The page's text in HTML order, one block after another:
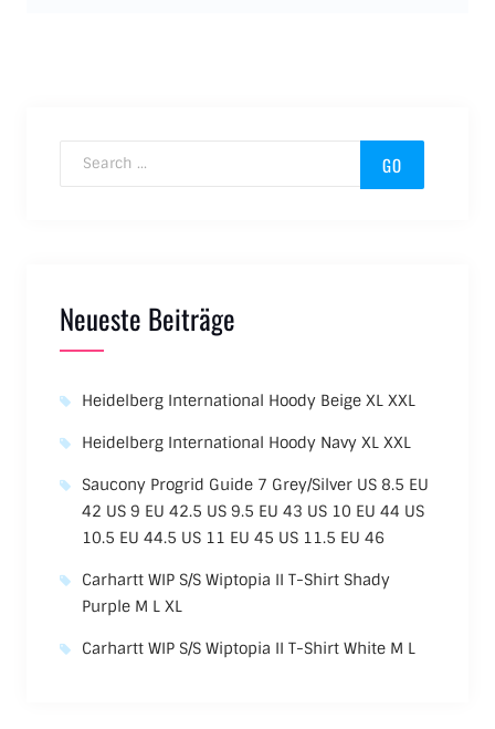
Neueste Beiträge
Heidelberg International Hoody Beige XL XXL
Heidelberg International Hoody Navy XL XXL
Saucony Progrid Guide 7 Grey/Silver US 8.5 EU
42 US 9 EU 42.5 US 9.5 EU 43 US 10 EU 44 US
10.5 EU 44.5 US 11 EU 45 US 11.5 EU 46
Carhartt WIP S/S Wiptopia II T-Shirt Shady
Purple M L XL
Carhartt WIP S/S Wiptopia II T-Shirt White M L